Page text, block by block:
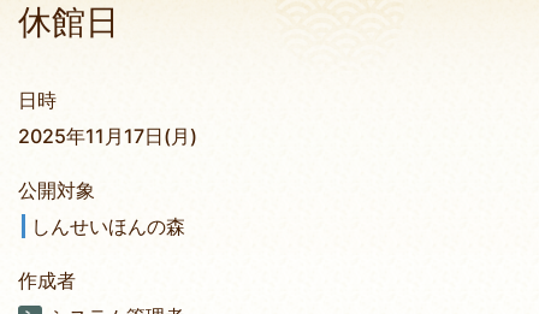
休館日
日時
2025年11月17日(月)
公開対象
しんせいほんの森
作成者